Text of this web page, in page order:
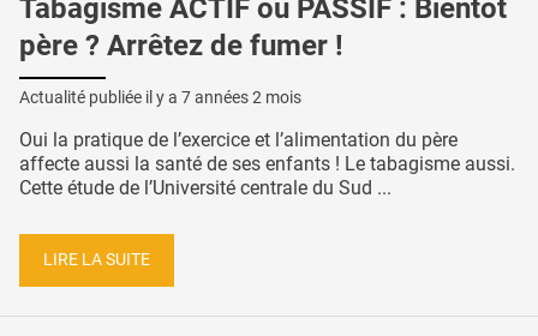
Tabagisme ACTIF ou PASSIF : Bientôt
père ? Arrêtez de fumer !
Actualité publiée il y a 7 années 2 mois
Oui la pratique de l’exercice et l’alimentation du père
affecte aussi la santé de ses enfants ! Le tabagisme aussi.
Cette étude de l’Université centrale du Sud ...
LIRE LA SUITE